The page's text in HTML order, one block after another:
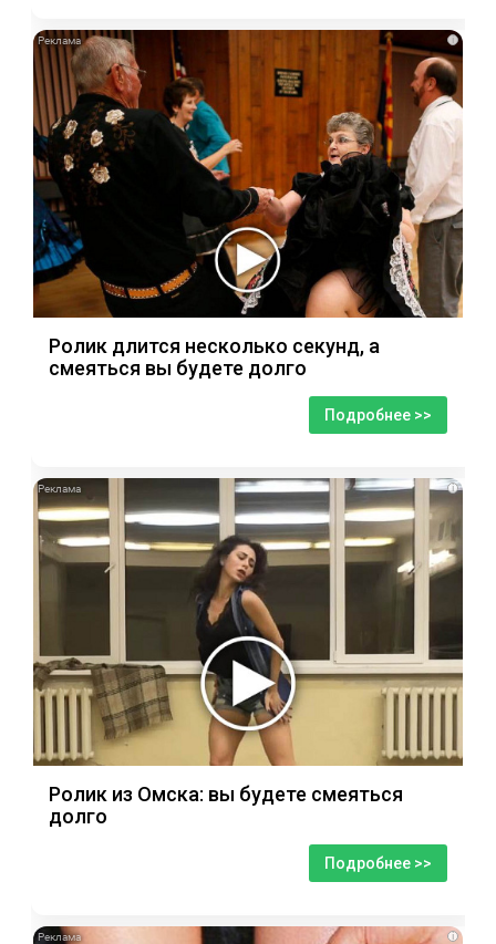
i
Ролик длится несколько секунд, а
смеяться вы будете долго
Подробнее >>
i
Ролик из Омска: вы будете смеяться
долго
Подробнее >>
i